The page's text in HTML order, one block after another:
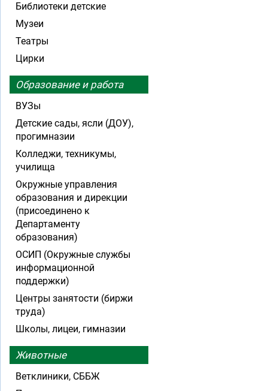
Библиотеки детские
Музеи
Театры
Цирки
Образование и работа
ВУЗы
Детские сады, ясли (ДОУ),
прогимназии
Колледжи, техникумы,
училища
Окружные управления
образования и дирекции
(присоединено к
Департаменту
образования)
ОСИП (Окружные службы
информационной
поддержки)
Центры занятости (биржи
труда)
Школы, лицеи, гимназии
Животные
Ветклиники, СББЖ